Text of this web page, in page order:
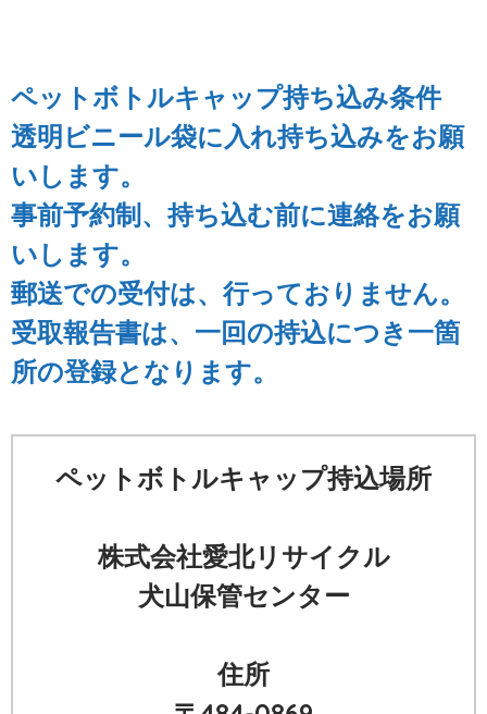
ペットボトルキャップ持ち込み条件
透明ビニール袋に入れ持ち込みをお願
いします。
事前予約制、持ち込む前に連絡をお願
いします。
郵送での受付は、行っておりません。
受取報告書は、一回の持込につき一箇
所の登録となります。
ペットボトルキャップ持込場所
株式会社愛北リサイクル
犬山保管センター
住所